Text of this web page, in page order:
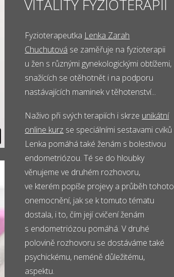
VITALITY FYZIOTERAPIÍ
Fyzioterapeutka Lenka Zarah
Chuchutová se zaměřuje na fyzioterapii
u žen s různými gynekologickými obtížemi,
snažících se otěhotnět i na podporu
nastávajících maminek v těhotenství...
Naživo při svých terapiích i skrze unikátní
online kurz se speciálními sestavami cviků
Lenka pomáhá také ženám s bolestivou
endometriózou. Té se do hloubky
věnujeme ve druhém rozhovoru,
ve kterém popíše projevy a průběh tohoto
onemocnění, jak se k tomuto tématu
dostala, i to, čím její cvičení ženám
s endometriózou pomáhá. V druhé
polovině rozhovoru se dostáváme také
psychickému, neméně důležitému,
aspektu.